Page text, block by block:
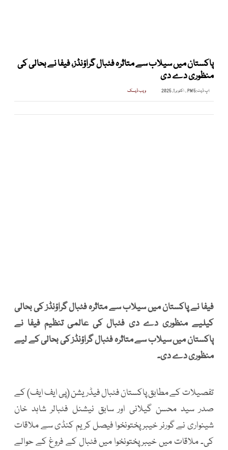
پاکستان میں سیلاب سے متاثرہ فٹبال گراؤنڈز، فیفا نے بحالی کی
منظوری دے دی
اپ ڈیٹ:5 PM , اکتوبر 1, 2025 ویب ڈیسک
فیفا نے پاکستان میں سیلاب سے متاثرہ فٹبال گراؤنڈز کی بحالی
کیلیے منظوری دے دی فٹبال کی عالمی تنظیم فیفا نے
پاکستان میں سیلاب سے متاثرہ فٹبال گراؤنڈز کی بحالی کے لیے
منظوری دے دی۔
تفصیلات کے مطابق پاکستان فٹبال فیڈریشن (پی ایف ایف) کے
صدر سید محسن گیلانی اور سابق نیشنل فٹبالر شاہد خان
شینواری نے گورنر خیبرپختونخوا فیصل کریم کنڈی سے ملاقات
کی۔ ملاقات میں خیبرپختونخوا میں فٹبال کے فروغ کے حوالے